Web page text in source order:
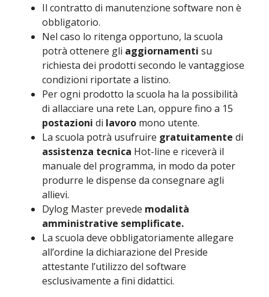
Il contratto di manutenzione software non è
obbligatorio.
Nel caso lo ritenga opportuno, la scuola
potrà ottenere gli aggiornamenti su
richiesta dei prodotti secondo le vantaggiose
condizioni riportate a listino.
Per ogni prodotto la scuola ha la possibilità
di allacciare una rete Lan, oppure fino a 15
postazioni di lavoro mono utente.
La scuola potrà usufruire gratuitamente di
assistenza tecnica Hot-line e riceverà il
manuale del programma, in modo da poter
produrre le dispense da consegnare agli
allievi.
Dylog Master prevede modalità
amministrative semplificate.
La scuola deve obbligatoriamente allegare
all’ordine la dichiarazione del Preside
attestante l’utilizzo del software
esclusivamente a fini didattici.